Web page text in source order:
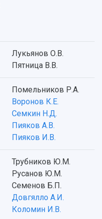
Лукьянов О.В.
Пятница В.В.
Помельников Р.А.
Воронов К.Е.
Семкин Н.Д.
Пияков А.В.
Пияков И.В.
Трубников Ю.М.
Русанов Ю.М.
Семенов Б.П.
Довгялло А.И.
Коломин И.В.